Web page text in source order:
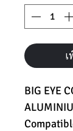
BIG EYE